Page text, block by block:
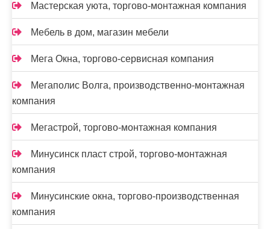
Мастерская уюта, торгово-монтажная компания
Мебель в дом, магазин мебели
Мега Окна, торгово-сервисная компания
Мегаполис Волга, производственно-монтажная
компания
Мегастрой, торгово-монтажная компания
Минусинск пласт строй, торгово-монтажная
компания
Минусинские окна, торгово-производственная
компания